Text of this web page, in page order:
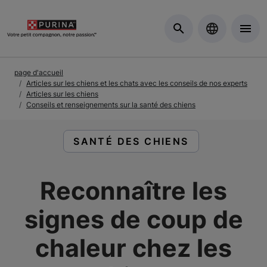
page d'accueil
Articles sur les chiens et les chats avec les conseils de nos experts
Articles sur les chiens
Conseils et renseignements sur la santé des chiens
LIRE DES ARTICLES À PROPOS
SANTÉ DES CHIENS
Reconnaître les
signes de coup de
chaleur chez les